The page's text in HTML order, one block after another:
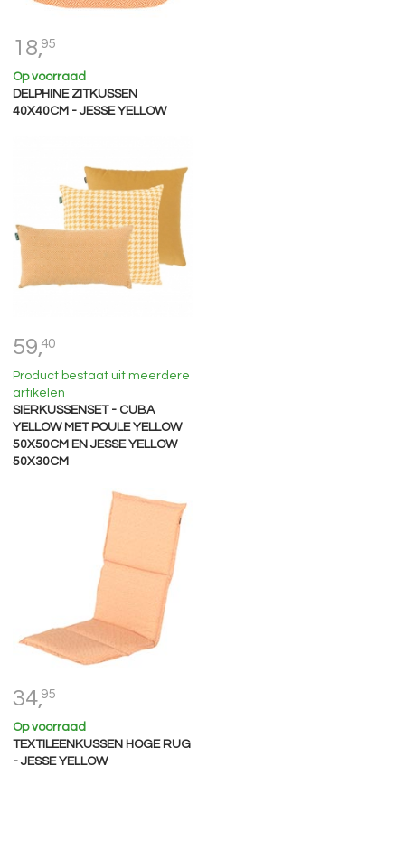
18,95
Op voorraad
DELPHINE ZITKUSSEN
40X40CM - JESSE YELLOW
59,40
Product bestaat uit meerdere
artikelen
SIERKUSSENSET - CUBA
YELLOW MET POULE YELLOW
50X50CM EN JESSE YELLOW
50X30CM
34,95
Op voorraad
TEXTILEENKUSSEN HOGE RUG
- JESSE YELLOW